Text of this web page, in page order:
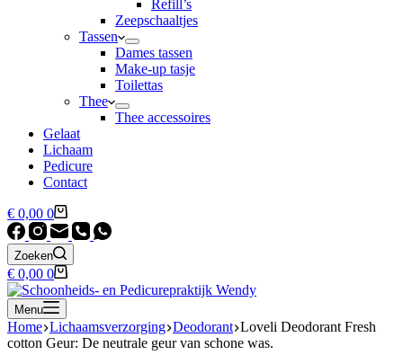
Refill’s
Zeepschaaltjes
Tassen
Dames tassen
Make-up tasje
Toilettas
Thee
Thee accessoires
Gelaat
Lichaam
Pedicure
Contact
Winkelwagen
€ 0,00 0
Zoeken
Winkelwagen
€ 0,00 0
Menu
Home Lichaamsverzorging Deodorant Loveli Deodorant Fresh
cotton Geur: De neutrale geur van schone was.